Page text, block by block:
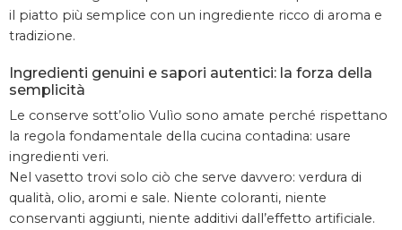
il piatto più semplice con un ingrediente ricco di aroma e
tradizione.
Ingredienti genuini e sapori autentici: la forza della
semplicità
Le conserve sott’olio Vulìo sono amate perché rispettano
la regola fondamentale della cucina contadina: usare
ingredienti veri.
Nel vasetto trovi solo ciò che serve davvero: verdura di
qualità, olio, aromi e sale. Niente coloranti, niente
conservanti aggiunti, niente additivi dall’effetto artificiale.